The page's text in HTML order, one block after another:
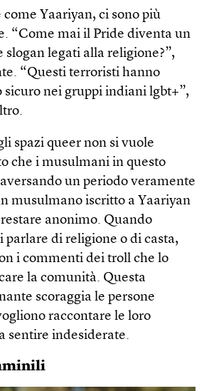
Yaariyan, ci sono più
“Come mai il Pride diventa un
slogan legati alla religione?”,
“Questi terroristi hanno
nei gruppi indiani lgbt+”,
spazi queer non si vuole
che i musulmani in questo
un periodo veramente
musulmano iscritto a Yaariyan
anonimo. Quando
parlare di religione o di casta,
i commenti dei troll che lo
la comunità. Questa
scoraggia le persone
raccontare le loro
sentire indesiderate.